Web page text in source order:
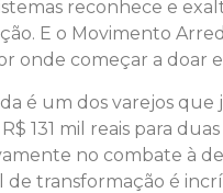
reconhece e
E o Movimento
onde começar a doar
é um dos varejos que
131 mil reais para
no combate à
de transformação é